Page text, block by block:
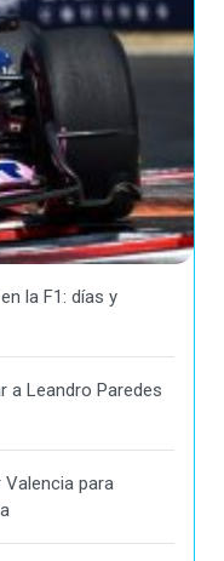
la F1: días y
a Leandro Paredes
Valencia para